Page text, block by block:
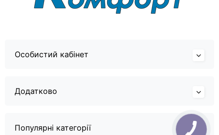
Особистий кабінет
Додатково
Популярні категорії